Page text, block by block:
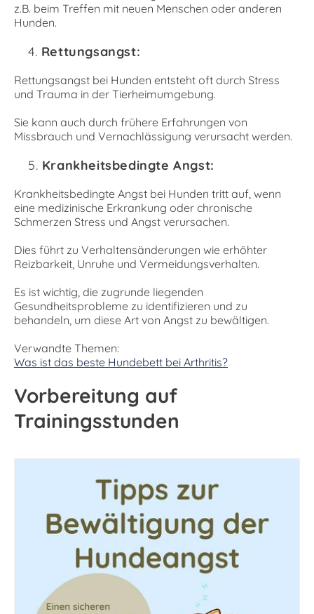
z.B. beim Treffen mit neuen Menschen oder anderen
Hunden.
Rettungsangst:
Rettungsangst bei Hunden entsteht oft durch Stress
und Trauma in der Tierheimumgebung.
Sie kann auch durch frühere Erfahrungen von
Missbrauch und Vernachlässigung verursacht werden.
Krankheitsbedingte Angst:
Krankheitsbedingte Angst bei Hunden tritt auf, wenn
eine medizinische Erkrankung oder chronische
Schmerzen Stress und Angst verursachen.
Dies führt zu Verhaltensänderungen wie erhöhter
Reizbarkeit, Unruhe und Vermeidungsverhalten.
Es ist wichtig, die zugrunde liegenden
Gesundheitsprobleme zu identifizieren und zu
behandeln, um diese Art von Angst zu bewältigen.
Verwandte Themen:
Was ist das beste Hundebett bei Arthritis?
Vorbereitung auf
Trainingsstunden